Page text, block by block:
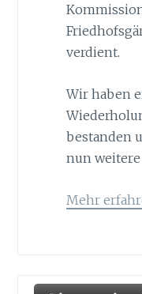
verdient.
Wir haben
bestanden
nun weitere
Mehr